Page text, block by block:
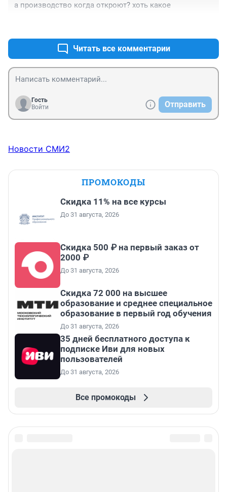
а производство когда откроют? хоть какое
Читать все комментарии
Гость
Войти
Отправить
Новости СМИ2
ПРОМОКОДЫ
Скидка 11% на все курсы
До 31 августа, 2026
Скидка 500 ₽ на первый заказ от
2000 ₽
До 31 августа, 2026
Скидка 72 000 на высшее
образование и среднее специальное
образование в первый год обучения
До 31 августа, 2026
35 дней бесплатного доступа к
подписке Иви для новых
пользователей
До 31 августа, 2026
Все промокоды